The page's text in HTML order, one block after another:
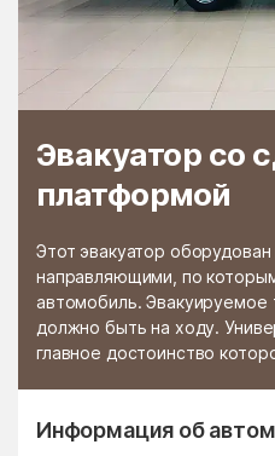
Эвакуатор со
платформой
Этот эвакуатор
направляющими, по
автомобиль. Эвакуируемое
должно быть на ходу.
главное достоинство
Информация об
Черноголовка
Чертаново Северное
Чертаново Южное
Чехов
Чупряково
Шатура
Шаховская
Шеметово
Щелково